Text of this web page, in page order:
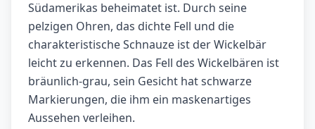
Südamerikas beheimatet ist. Durch seine
pelzigen Ohren, das dichte Fell und die
charakteristische Schnauze ist der Wickelbär
leicht zu erkennen. Das Fell des Wickelbären ist
bräunlich-grau, sein Gesicht hat schwarze
Markierungen, die ihm ein maskenartiges
Aussehen verleihen.